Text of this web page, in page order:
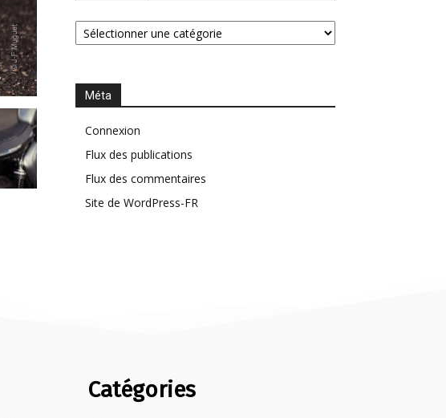
Catégories
Méta
Connexion
Flux des publications
Flux des commentaires
Site de WordPress-FR
Catégories